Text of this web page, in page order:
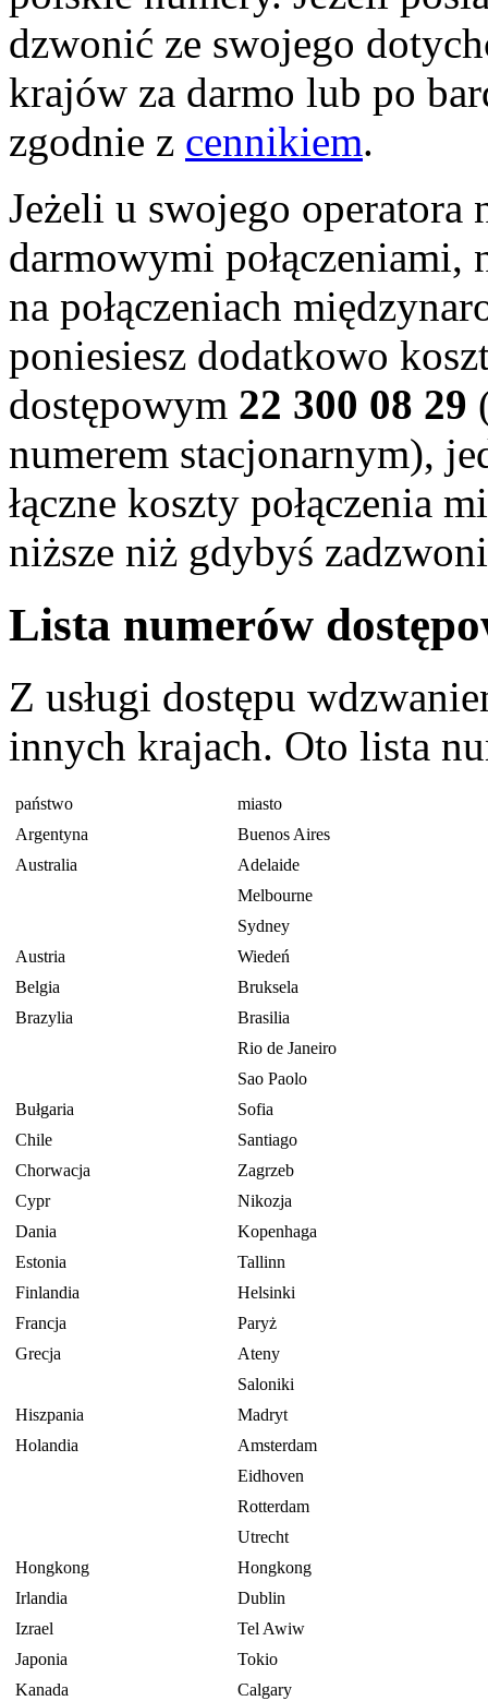
dzwonić ze swojego
krajów za darmo lub po
zgodnie z cennikiem.
Jeżeli u swojego operatora
darmowymi połączeniami,
na połączeniach
poniesiesz dodatkowo
dostępowym 22 300 08 29
numerem stacjonarnym),
łączne koszty połączenia
niższe niż gdybyś
Lista numerów
Z usługi dostępu
innych krajach. Oto lista
państwo
miasto
Argentyna
Buenos Aires
Australia
Adelaide
Melbourne
Sydney
Austria
Wiedeń
Belgia
Bruksela
Brazylia
Brasilia
Rio de Janeiro
Sao Paolo
Bułgaria
Sofia
Chile
Santiago
Chorwacja
Zagrzeb
Cypr
Nikozja
Dania
Kopenhaga
Estonia
Tallinn
Finlandia
Helsinki
Francja
Paryż
Grecja
Ateny
Saloniki
Hiszpania
Madryt
Holandia
Amsterdam
Eidhoven
Rotterdam
Utrecht
Hongkong
Hongkong
Irlandia
Dublin
Izrael
Tel Awiw
Japonia
Tokio
Kanada
Calgary